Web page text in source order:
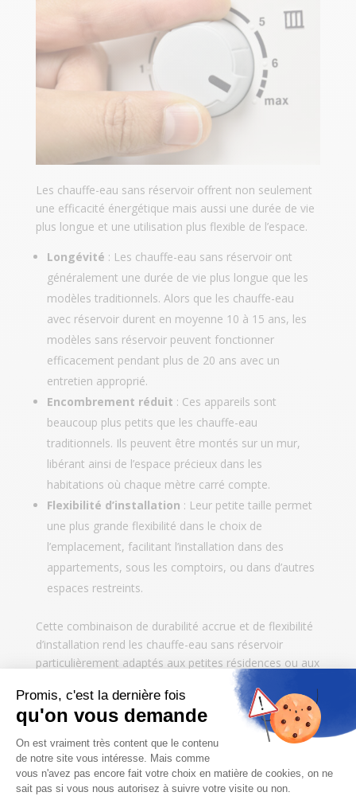
Les chauffe-eau sans réservoir offrent non seulement
une efficacité énergétique mais aussi une durée de vie
plus longue et une utilisation plus flexible de l’espace.
Longévité : Les chauffe-eau sans réservoir ont
généralement une durée de vie plus longue que les
modèles traditionnels. Alors que les chauffe-eau
avec réservoir durent en moyenne 10 à 15 ans, les
modèles sans réservoir peuvent fonctionner
efficacement pendant plus de 20 ans avec un
entretien approprié.
Encombrement réduit : Ces appareils sont
beaucoup plus petits que les chauffe-eau
traditionnels. Ils peuvent être montés sur un mur,
libérant ainsi de l’espace précieux dans les
habitations où chaque mètre carré compte.
Flexibilité d’installation : Leur petite taille permet
une plus grande flexibilité dans le choix de
l’emplacement, facilitant l’installation dans des
appartements, sous les comptoirs, ou dans d’autres
espaces restreints.
Cette combinaison de durabilité accrue et de flexibilité
d’installation rend les chauffe-eau sans réservoir
particulièrement adaptés aux petites résidences ou aux
maisons nécessitant une maximisation de l’espace.
Approvisionnement constant en eau chaude et
qualité de l’eau
Un autre avantage significatif des chauffe-eau sans
réservoir est la capacité de fournir un
approvisionnement constant en eau chaude,
améliorant ainsi le confort quotidien.